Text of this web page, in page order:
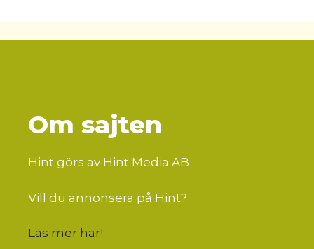
Om sajten
Hint görs av Hint Media AB
Vill du annonsera på Hint?
Läs mer här!